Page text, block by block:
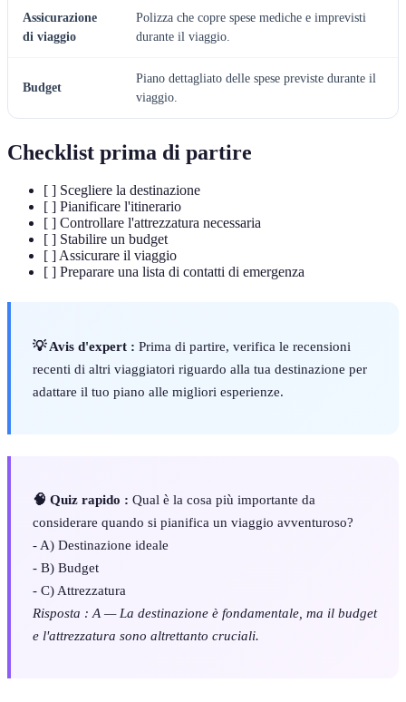
Assicurazione
di viaggio
Polizza che copre spese mediche e imprevisti
durante il viaggio.
Budget
Piano dettagliato delle spese previste durante il
viaggio.
Checklist prima di partire
[ ] Scegliere la destinazione
[ ] Pianificare l'itinerario
[ ] Controllare l'attrezzatura necessaria
[ ] Stabilire un budget
[ ] Assicurare il viaggio
[ ] Preparare una lista di contatti di emergenza
💡 Avis d'expert : Prima di partire, verifica le recensioni
recenti di altri viaggiatori riguardo alla tua destinazione per
adattare il tuo piano alle migliori esperienze.
🧠 Quiz rapido : Qual è la cosa più importante da
considerare quando si pianifica un viaggio avventuroso?
- A) Destinazione ideale
- B) Budget
- C) Attrezzatura
Risposta : A — La destinazione è fondamentale, ma il budget
e l'attrezzatura sono altrettanto cruciali.